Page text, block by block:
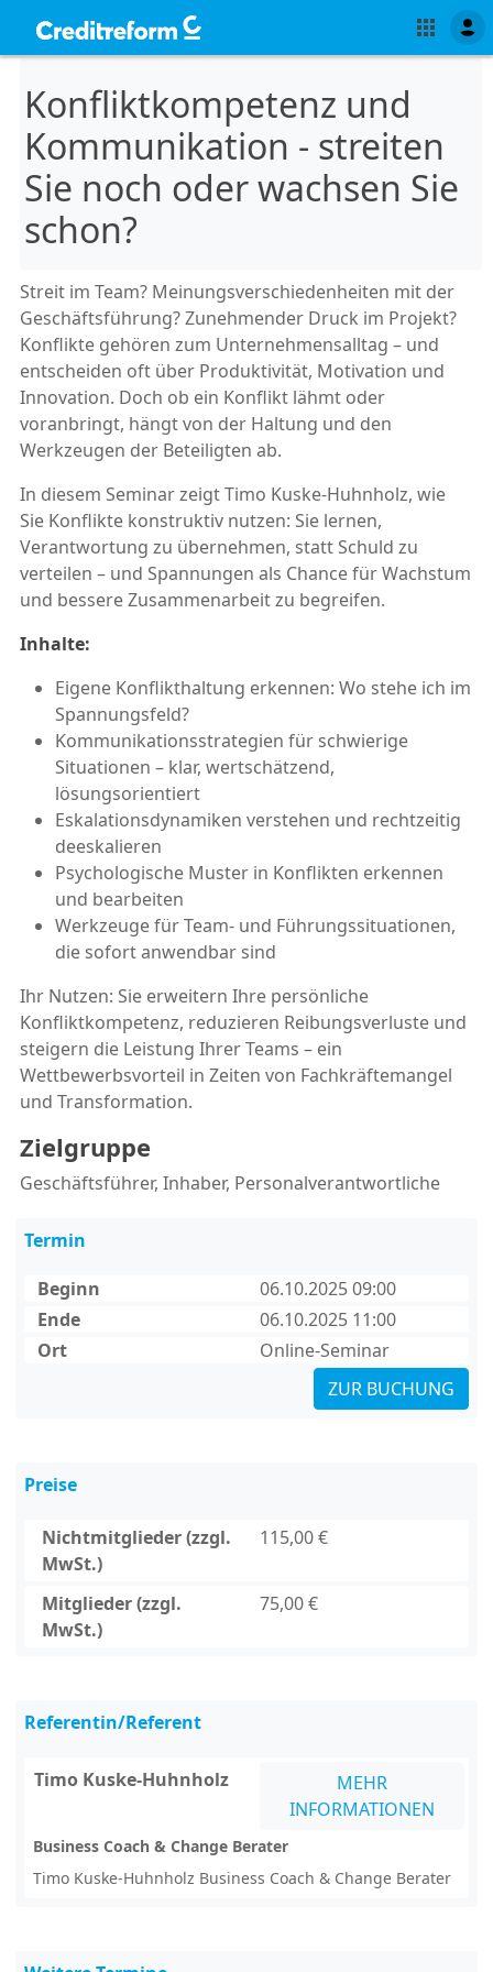
Konfliktkompetenz und
Kommunikation - streiten
Sie noch oder wachsen Sie
schon?
Streit im Team? Meinungsverschiedenheiten mit der
Geschäftsführung? Zunehmender Druck im Projekt?
Konflikte gehören zum Unternehmensalltag – und
entscheiden oft über Produktivität, Motivation und
Innovation. Doch ob ein Konflikt lähmt oder
voranbringt, hängt von der Haltung und den
Werkzeugen der Beteiligten ab.
In diesem Seminar zeigt Timo Kuske-Huhnholz, wie
Sie Konflikte konstruktiv nutzen: Sie lernen,
Verantwortung zu übernehmen, statt Schuld zu
verteilen – und Spannungen als Chance für Wachstum
und bessere Zusammenarbeit zu begreifen.
Inhalte:
Eigene Konflikthaltung erkennen: Wo stehe ich im
Spannungsfeld?
Kommunikationsstrategien für schwierige
Situationen – klar, wertschätzend,
lösungsorientiert
Eskalationsdynamiken verstehen und rechtzeitig
deeskalieren
Psychologische Muster in Konflikten erkennen
und bearbeiten
Werkzeuge für Team- und Führungssituationen,
die sofort anwendbar sind
Ihr Nutzen: Sie erweitern Ihre persönliche
Konfliktkompetenz, reduzieren Reibungsverluste und
steigern die Leistung Ihrer Teams – ein
Wettbewerbsvorteil in Zeiten von Fachkräftemangel
und Transformation.
Zielgruppe
Geschäftsführer, Inhaber, Personalverantwortliche
Termin
Beginn
06.10.2025 09:00
Ende
06.10.2025 11:00
Ort
Online-Seminar
ZUR BUCHUNG
Preise
Nichtmitglieder (zzgl.
MwSt.)
115,00 €
Mitglieder (zzgl.
MwSt.)
75,00 €
Referentin/Referent
Timo Kuske-Huhnholz
MEHR
INFORMATIONEN
Business Coach & Change Berater
Timo Kuske-Huhnholz Business Coach & Change Berater